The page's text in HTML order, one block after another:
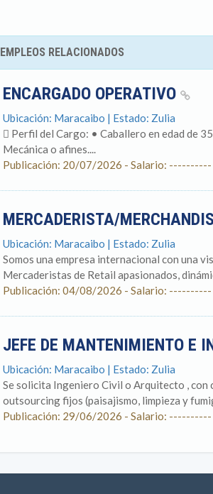
EMPLEOS RELACIONADOS
ENCARGADO OPERATIVO
Ubicación: Maracaibo | Estado: Zulia
 Perfil del Cargo: • Caballero en edad de
Mecánica o afines....
Publicación: 20/07/2026 - Salario: ----------
MERCADERISTA/
Ubicación: Maracaibo | Estado: Zulia
Somos una empresa internacional con una
Mercaderistas de Retail apasionados,
Publicación: 04/08/2026 - Salario: ----------
JEFE DE MANTENIMIENTO E
Ubicación: Maracaibo | Estado: Zulia
Se solicita Ingeniero Civil o Arquitecto ,
outsourcing fijos (paisajismo, limpieza y
Publicación: 29/06/2026 - Salario: ----------